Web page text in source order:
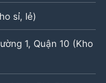
sỉ, lẻ)
1, Quận 10 (Kho